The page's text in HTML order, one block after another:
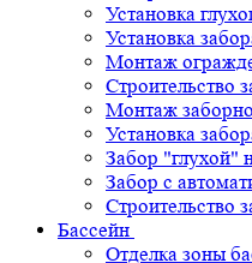
Установка
Установка
Монтаж
Строительство
Монтаж
Установка
Забор "глухой"
Забор с
Строительство
Бассейн
Отделка зоны